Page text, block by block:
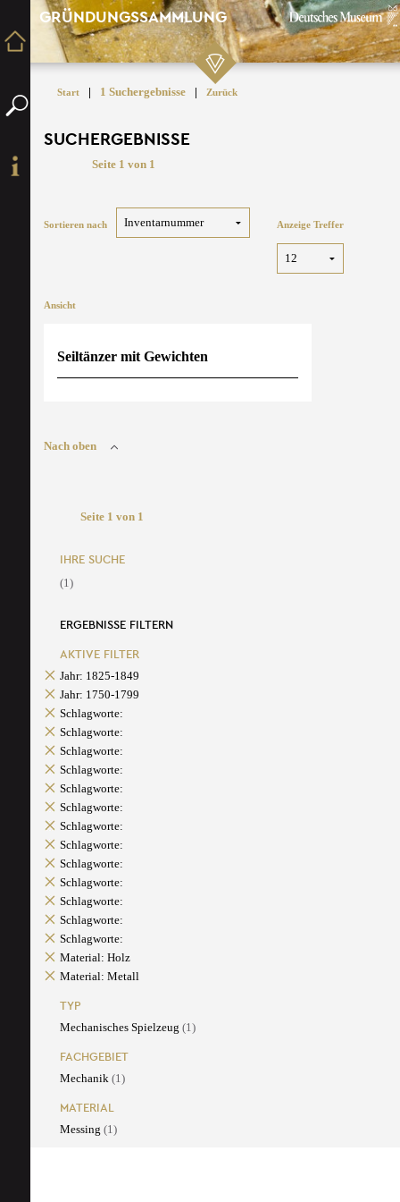
GRÜNDUNGSSAMMLUNG
Start | 1 Suchergebnisse | Zurück
SUCHERGEBNISSE
Seite 1 von 1
Sortieren nach Anzeige Treffer
Ansicht
Seiltänzer mit Gewichten
Nach oben
Seite 1 von 1
IHRE SUCHE
(1)
ERGEBNISSE FILTERN
AKTIVE FILTER
Jahr: 1825-1849
Jahr: 1750-1799
Schlagworte:
Schlagworte:
Schlagworte:
Schlagworte:
Schlagworte:
Schlagworte:
Schlagworte:
Schlagworte:
Schlagworte:
Schlagworte:
Schlagworte:
Schlagworte:
Schlagworte:
Material: Holz
Material: Metall
TYP
Mechanisches Spielzeug (1)
FACHGEBIET
Mechanik (1)
MATERIAL
Messing (1)